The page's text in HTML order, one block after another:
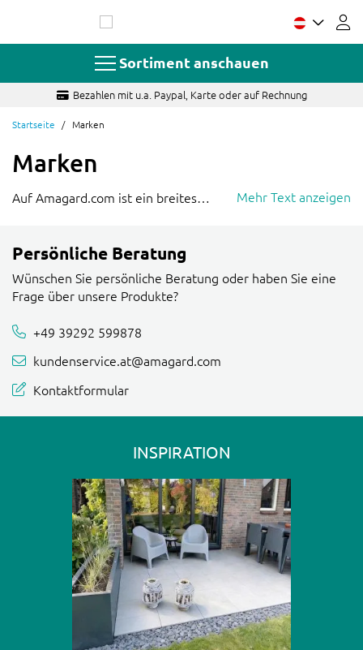
springen
Sortiment anschauen
Bezahlen mit u.a. Paypal, Karte oder auf Rechnung
Startseite Marken
Marken
Auf Amagard.com ist ein breites
Rasenkanten und Kamado Griller
umfaßt verschiedene Marken. Hier
finden sie eine Übersicht der Marken
werden: von Easygravel und
Eurogravel Kiesgitter bis Multi-Edge
Rasenkanten und den Bastard
Kamado Keramikgrills. Alle diese
Rasenkante
Mehr Text anzeigen
Persönliche Beratung
Wünschen Sie persönliche Beratung oder haben Sie eine
Frage über unsere Produkte?
+49 39292 599878
kundenservice.at@amagard.com
Kontaktformular
INSPIRATION